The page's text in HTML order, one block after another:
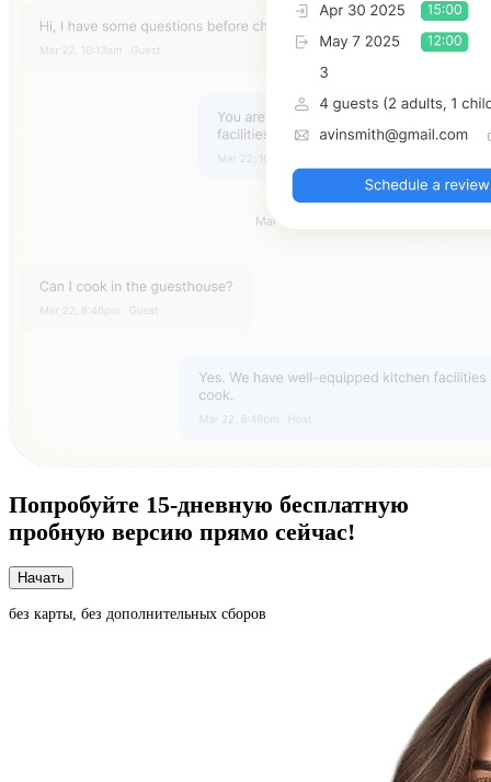
Попробуйте 15-дневную бесплатную
пробную версию прямо сейчас!
Начать
без карты, без дополнительных сборов